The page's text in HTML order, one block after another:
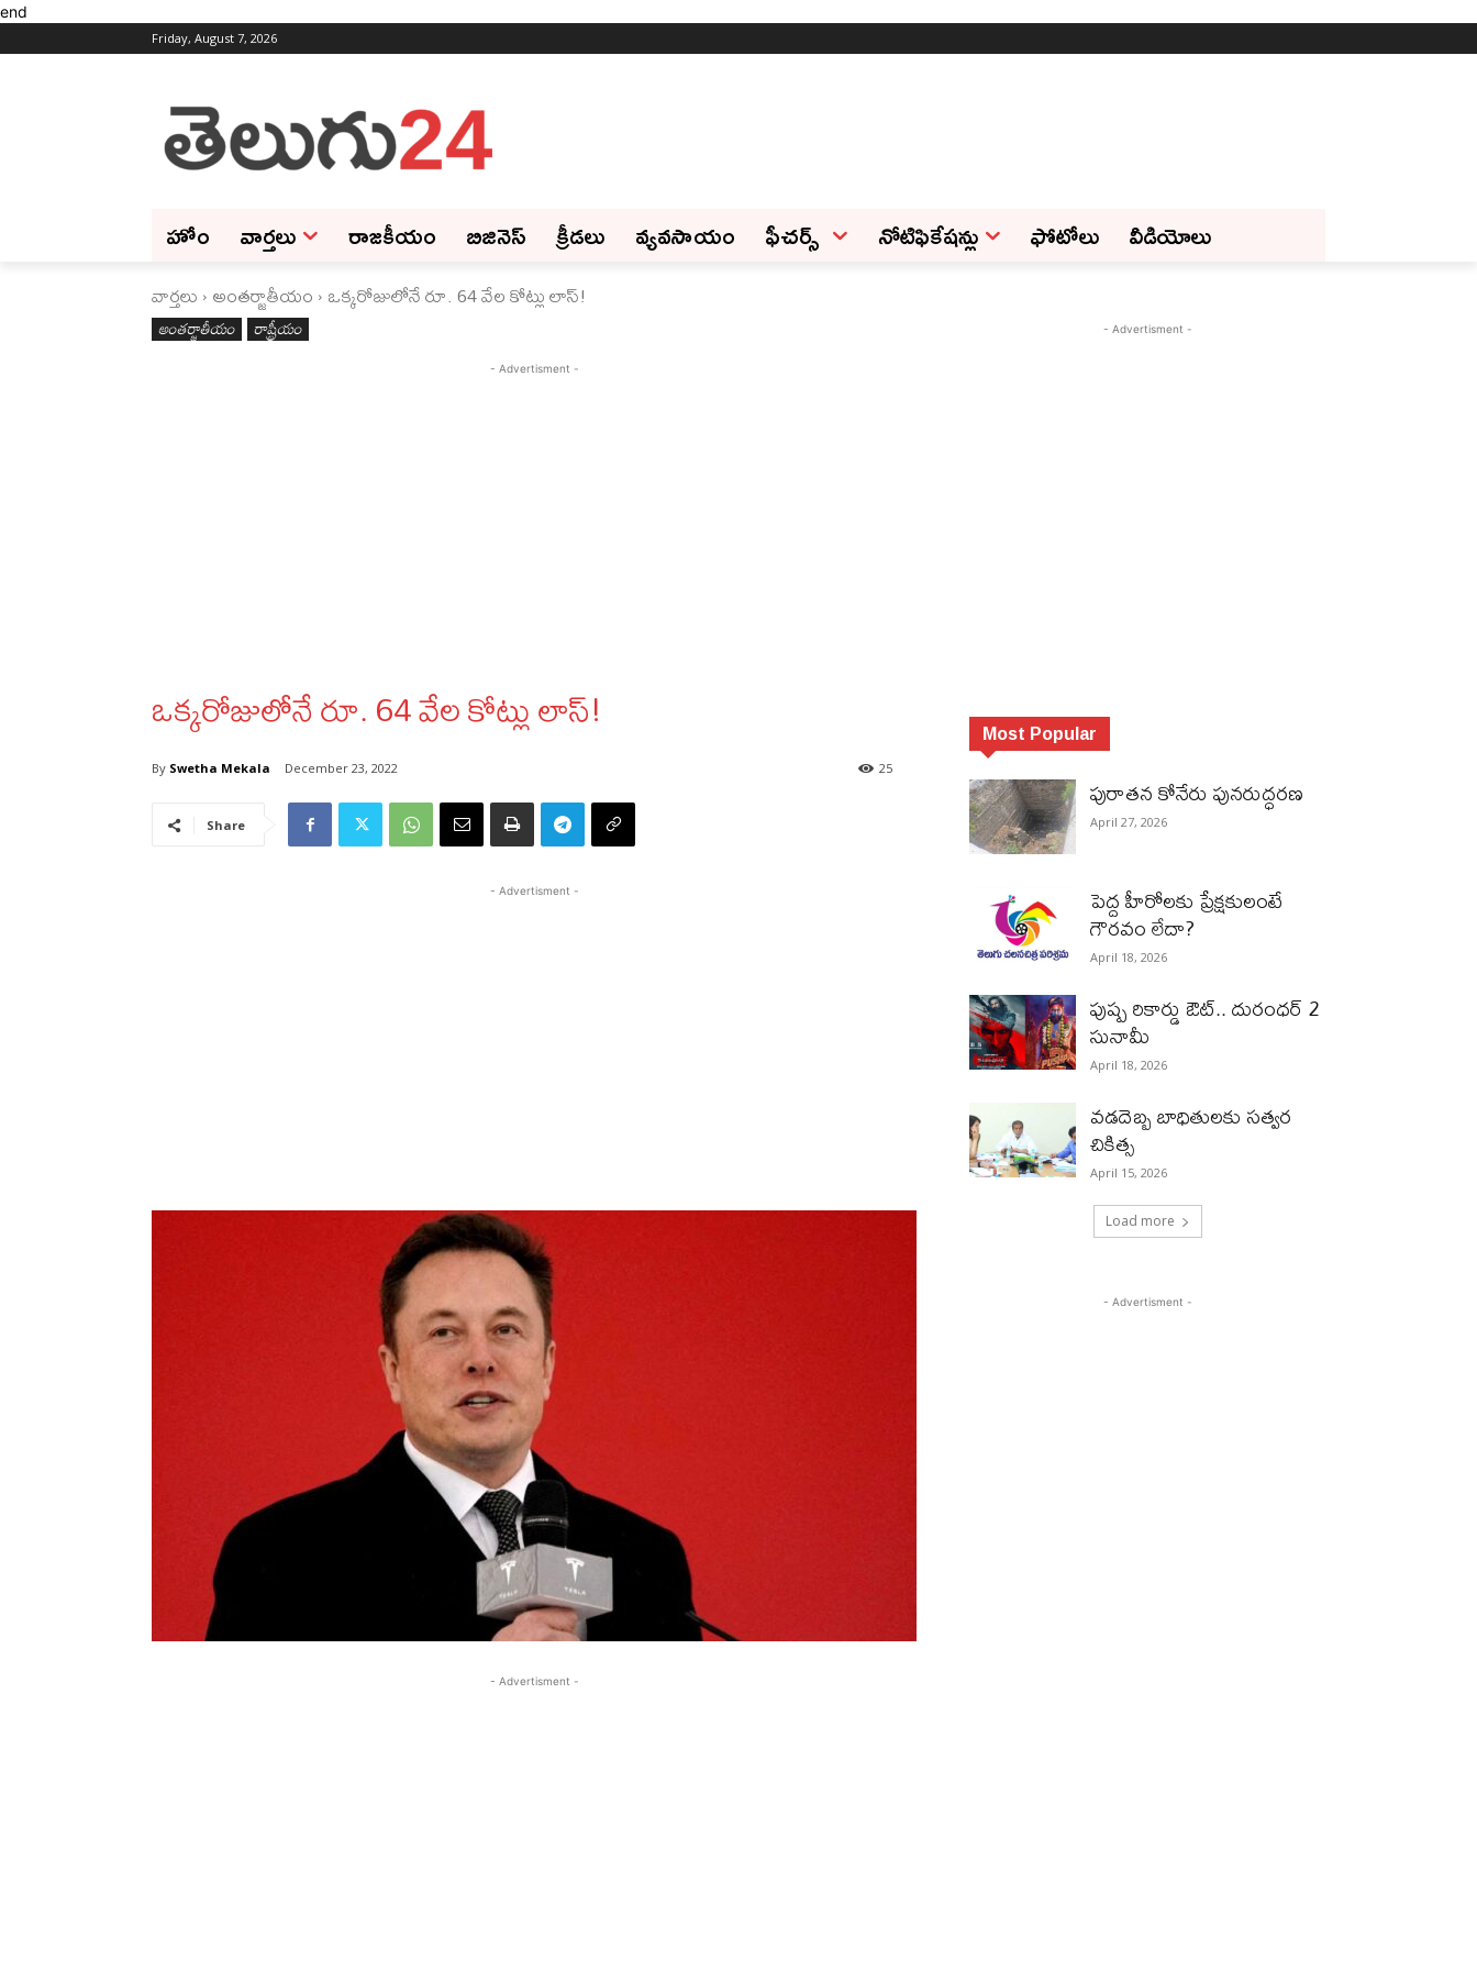
end
Friday, August 7, 2026
హోం వార్తలు రాజకీయం బిజినెస్‌ క్రీడలు వ్యవసాయం ఫీచ‌ర్స్ ‌ నోటిఫికేషన్లు ఫోటోలు వీడియోలు
వార్తలు అంతర్జాతీయం ఒక్కరోజులోనే రూ. 64 వేల కోట్లు లాస్!
అంతర్జాతీయం రాష్ట్రీయం
- Advertisment -
ఒక్కరోజులోనే రూ. 64 వేల కోట్లు లాస్!
By Swetha Mekala December 23, 2022 25
Share
- Advertisment -
- Advertisment -
- Advertisment -
Most Popular
పురాత‌న కోనేరు పున‌రుద్ధ‌ర‌ణ
April 27, 2026
పెద్ద హీరోల‌కు ప్రేక్ష‌కులంటే
గౌర‌వం లేదా?
April 18, 2026
పుష్ప రికార్డు ఔట్‌.. దురంధ‌ర్ 2
సునామీ
April 18, 2026
వడదెబ్బ బాధితులకు సత్వర
చికిత్స
April 15, 2026
Load more
- Advertisment -